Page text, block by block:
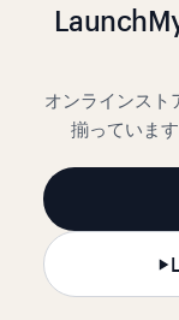
オンラインスト
揃っていま